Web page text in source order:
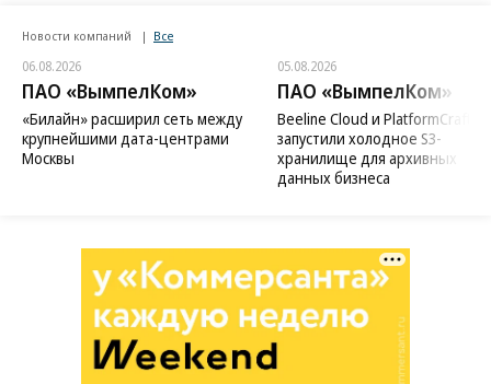
Новости компаний Все
06.08.2026
ПАО «ВымпелКом»
«Билайн» расширил сеть между
крупнейшими дата-центрами
Москвы
05.08.2026
ПАО «ВымпелКом»
Beeline Cloud и PlatformCraft
запустили холодное S3-
хранилище для архивных
данных бизнеса